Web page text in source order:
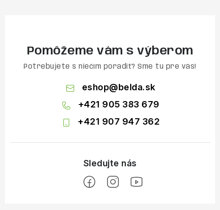
Pomôžeme vám s výberom
Potrebujete s niečím poradiť? Sme tu pre vás!
eshop@belda.sk
+421 905 383 679
+421 907 947 362